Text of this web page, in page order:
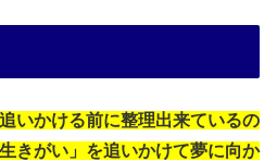
いかける前に整理出来ているの
きがい」を追いかけて夢に向か